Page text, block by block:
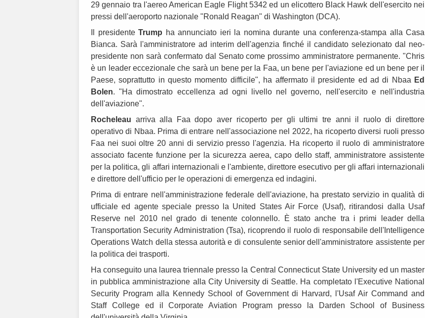
29 gennaio tra l'aereo American Eagle Flight 5342 ed un elicottero Black Hawk dell'esercito nei
pressi dell'aeroporto nazionale "Ronald Reagan" di Washington (DCA).
Il presidente Trump ha annunciato ieri la nomina durante una conferenza-stampa alla Casa
Bianca. Sarà l'amministratore ad interim dell'agenzia finché il candidato selezionato dal neo-
presidente non sarà confermato dal Senato come prossimo amministratore permanente. "Chris
è un leader eccezionale che sarà un bene per la Faa, un bene per l'aviazione ed un bene per il
Paese, soprattutto in questo momento difficile", ha affermato il presidente ed ad di Nbaa Ed
Bolen. "Ha dimostrato eccellenza ad ogni livello nel governo, nell'esercito e nell'industria
dell'aviazione".
Rocheleau arriva alla Faa dopo aver ricoperto per gli ultimi tre anni il ruolo di direttore
operativo di Nbaa. Prima di entrare nell'associazione nel 2022, ha ricoperto diversi ruoli presso
Faa nei suoi oltre 20 anni di servizio presso l'agenzia. Ha ricoperto il ruolo di amministratore
associato facente funzione per la sicurezza aerea, capo dello staff, amministratore assistente
per la politica, gli affari internazionali e l'ambiente, direttore esecutivo per gli affari internazionali
e direttore dell'ufficio per le operazioni di emergenza ed indagini.
Prima di entrare nell'amministrazione federale dell'aviazione, ha prestato servizio in qualità di
ufficiale ed agente speciale presso la United States Air Force (Usaf), ritirandosi dalla Usaf
Reserve nel 2010 nel grado di tenente colonnello. È stato anche tra i primi leader della
Transportation Security Administration (Tsa), ricoprendo il ruolo di responsabile dell'Intelligence
Operations Watch della stessa autorità e di consulente senior dell'amministratore assistente per
la politica dei trasporti.
Ha conseguito una laurea triennale presso la Central Connecticut State University ed un master
in pubblica amministrazione alla City University di Seattle. Ha completato l'Executive National
Security Program alla Kennedy School of Government di Harvard, l'Usaf Air Command and
Staff College ed il Corporate Aviation Program presso la Darden School of Business